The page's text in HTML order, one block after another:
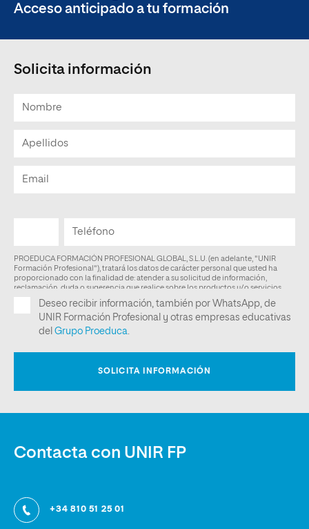
Acceso anticipado a tu formación
Solicita información
Contacta con UNIR FP
+34 810 51 25 01